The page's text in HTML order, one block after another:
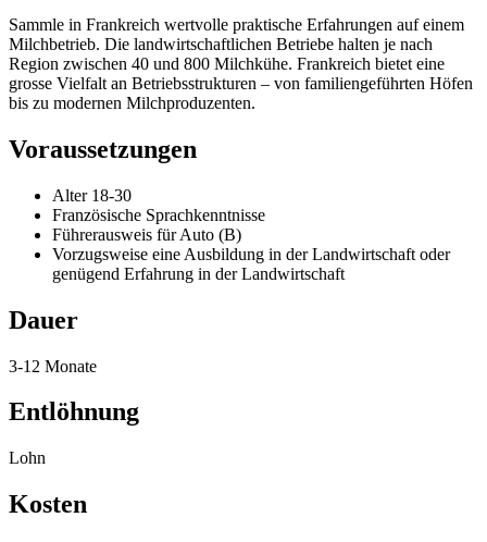
Sammle in Frankreich wertvolle praktische Erfahrungen auf einem
Milchbetrieb. Die landwirtschaftlichen Betriebe halten je nach
Region zwischen 40 und 800 Milchkühe. Frankreich bietet eine
grosse Vielfalt an Betriebsstrukturen – von familiengeführten Höfen
bis zu modernen Milchproduzenten.
Voraussetzungen
Alter 18-30
Französische Sprachkenntnisse
Führerausweis für Auto (B)
Vorzugsweise eine Ausbildung in der Landwirtschaft oder
genügend Erfahrung in der Landwirtschaft
Dauer
3-12 Monate
Entlöhnung
Lohn
Kosten